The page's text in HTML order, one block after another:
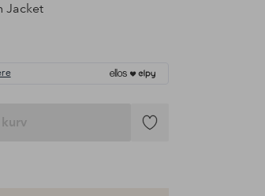
Jacket
Tilføj